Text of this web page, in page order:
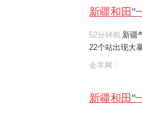
新疆和田 "
52分钟前 新疆
22个站出现大
和田市6月19
金羊网
新疆和田 "